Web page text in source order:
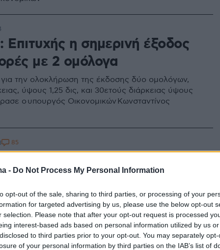
- Do Not Process My Personal Information
opt-out of the sale, sharing to third parties, or processing of your
for targeted advertising by us, please use the below opt-out
selection. Please note that after your opt-out request is processed
interest-based ads based on personal information utilized by us
to third parties prior to your opt-out. You may separately
of your personal information by third parties on the IAB’s list of
Επιτυχής η σημερινή έξοδος
με 2 ομόλογα
για την ολοκλήρωση της έκδοσης δύο ομολόγων,
ύψους 1,25 δις, και 30ετούς διάρκειας ύψους
ο υπουργός Οικονομικών Κωνσταντίνος
δάνεια: Μέχρι και €20 δισ. θα
το Δημόσιο
να αναλάβει το ρίσκο για κόκκινα δάνεια που
τα funds - Θέλουν να αντλήσουν κεφάλαια από το
ασφαλείας» των €30 δισ. που προοριζόταν για την
85